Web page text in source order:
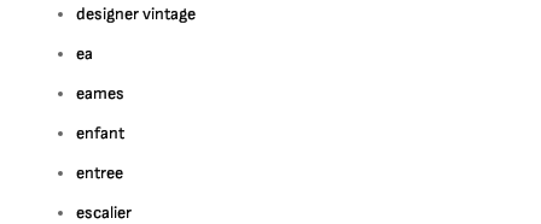
designer vintage
ea
eames
enfant
entree
escalier